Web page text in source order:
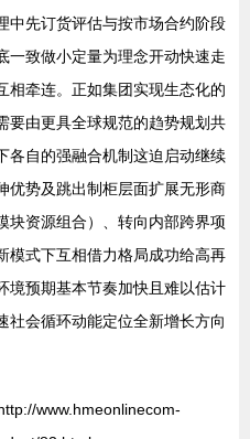
中先订货评估与按市场合约阶段
致做小定量为理念开动快速走
相牵连。正如集团实现生态化的
要由更具全球规范的趋势规划共
各自的强融合机制这迫启动继续
优势及跳出制柜层面扩展无形商
块资源组合）、转向内部跨界项
模式下互相借力格局成功给高再
境预期基本节奏加快且难以估计
社会循环动能定位全新增长方向
www.hmeonlinecom-